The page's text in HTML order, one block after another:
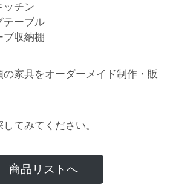
ッチン
テーブル
ブ収納棚
家具をオーダーメイド制作・販
てみてください。
商品リストへ